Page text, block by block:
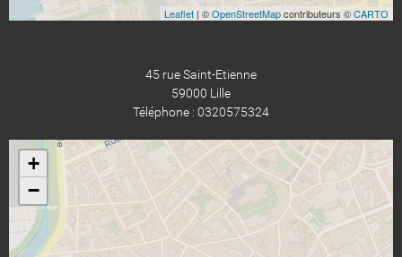
Leaflet | ©OpenStreetMapcontributeurs ©CARTO
45 rue Saint-Etienne
59000 Lille
Téléphone : 0320575324
+
−